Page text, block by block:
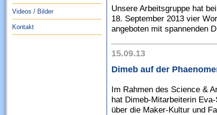
Videos / Bilder
Kontakt
Unsere Arbeitsgruppe hat
18. September 2013 vier
angeboten mit spannenden
15.09.13
Dimeb auf der
Im Rahmen des Science &
hat Dimeb-Mitarbeiterin
über die Maker-Kultur und